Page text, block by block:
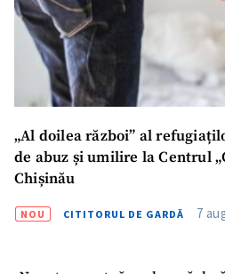
„Al doilea război” al
de abuz și umilire la Centrul
Chișinău
NOU CITITORUL DE GARDĂ 7